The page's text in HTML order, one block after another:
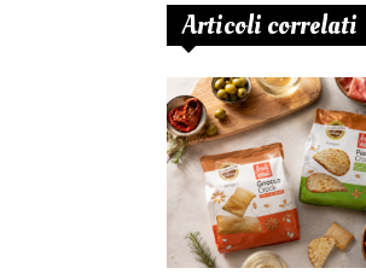
Articoli correlati